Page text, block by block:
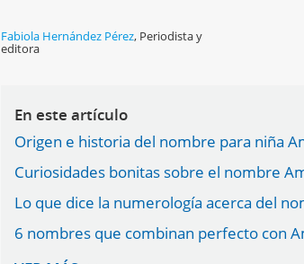
Fabiola Hernández Pérez, Periodista y
editora
En este artículo
Origen e historia del nombre para niña
Curiosidades bonitas sobre el nombre
Lo que dice la numerología acerca del
6 nombres que combinan perfecto con